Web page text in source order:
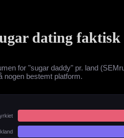
dating
for "sugar daddy" pr. land
nogen bestemt platform.